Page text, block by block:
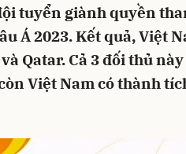
tuyển giành quyền
Á 2023. Kết quả, Việt
Qatar. Cả 3 đối thủ
Việt Nam có thành